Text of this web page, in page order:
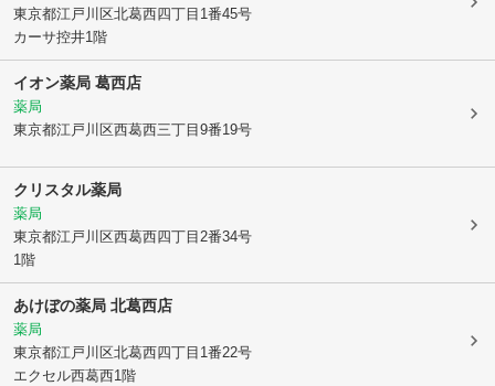
東京都江戸川区北葛西四丁目1番45号
カーサ控井1階
イオン薬局 葛西店
薬局
東京都江戸川区西葛西三丁目9番19号
クリスタル薬局
薬局
東京都江戸川区西葛西四丁目2番34号
1階
あけぼの薬局 北葛西店
薬局
東京都江戸川区北葛西四丁目1番22号
エクセル西葛西1階